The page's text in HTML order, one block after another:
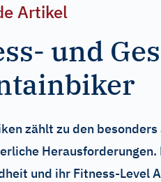
Artikel
und
zählt zu den
und ihr Fitness-Level